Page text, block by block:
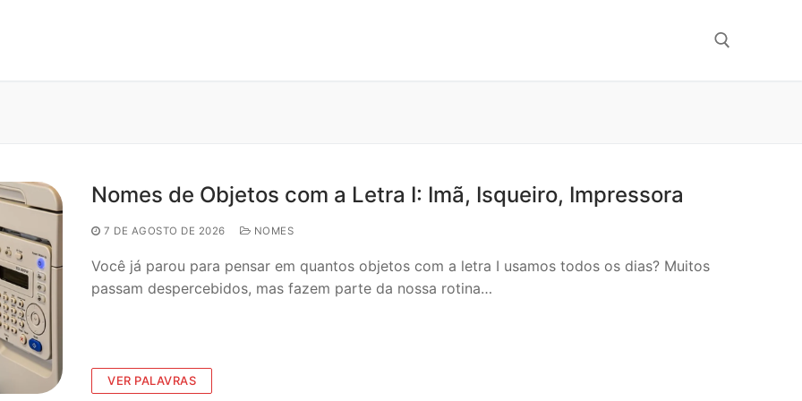
Nomes de Objetos com a Letra I: Imã, Isqueiro, Impressora
7 DE AGOSTO DE 2026 NOMES
Você já parou para pensar em quantos objetos com a letra I usamos todos os dias? Muitos
passam despercebidos, mas fazem parte da nossa rotina…
VER PALAVRAS